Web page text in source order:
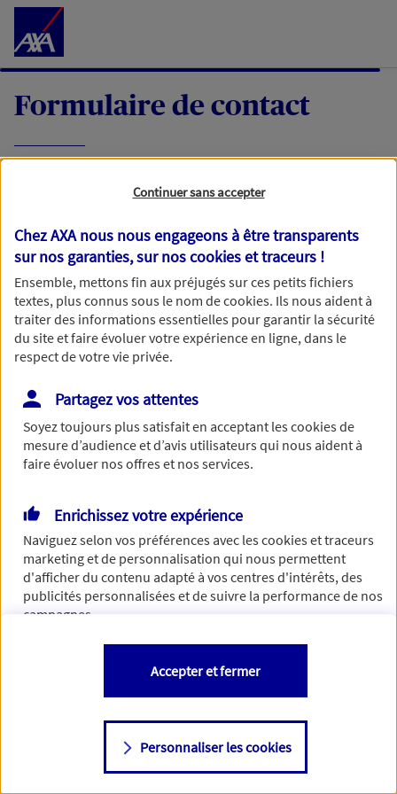
Accéder au Contenu
Formulaire de contact
demande, nous vous répondrons dans les
meilleurs délais par mail ou par téléphone.
Votre message :
Vous disposez de droits sur les informations vous concernant. Pour
plus d’informations,cliquez ici.
Continuer sans accepter
Chez AXA nous nous engageons à être transparents
sur nos garanties, sur noscookies et traceurs !
Ensemble, mettons fin aux préjugés sur ces petits fichiers
textes, plus connus sous le nom decookies. Ils nous aident à
traiter des informations essentielles pour garantir la sécurité
du site et faire évoluer votre expérience en ligne, dans le
respect de votre vie privée.
Partagez vos attentes
Soyez toujours plus satisfait en acceptant lescookiesde
mesure d’audience et d’avis utilisateurs qui nous aident à
faire évoluer nos offres et nos services.
Enrichissez votre expérience
Naviguez selon vos préférences avec lescookies et traceurs
marketing et de personnalisation qui nous permettent
d'afficher du contenu adapté à vos centres d'intérêts, des
publicités personnalisées et de suivre la performance de nos
campagnes.
Vous êtes libre de les accepter, de les refuser comme de
changer d'avis à tout moment en allant sur
Consulter notre politique decookies
Personnaliser les cookies
Accepter et fermer